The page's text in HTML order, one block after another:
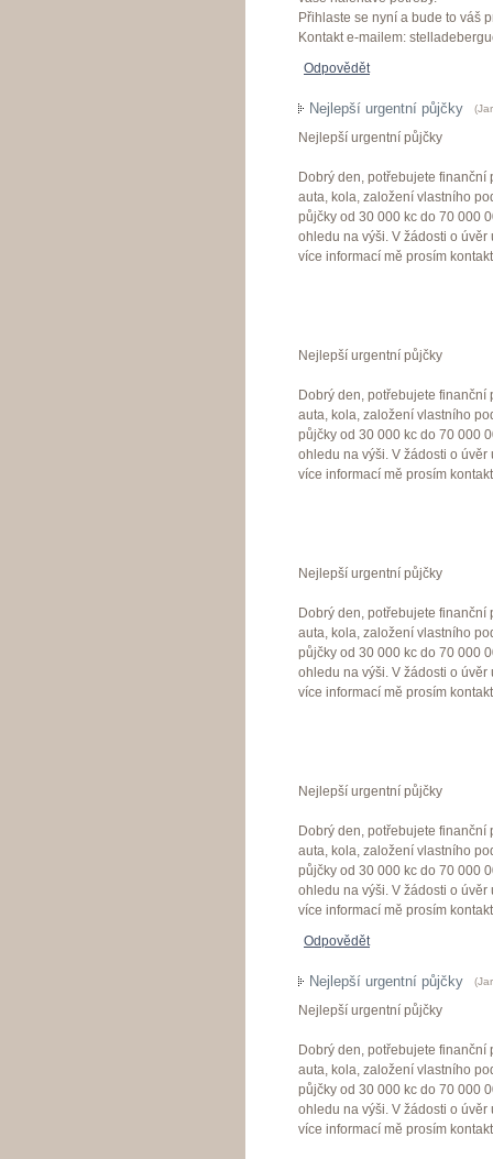
Přihlaste se nyní a bude to váš
Kontakt e-mailem:
Odpovědět
Nejlepší urgentní půjčky (
Nejlepší urgentní půjčky
Dobrý den, potřebujete
auta, kola, založení vlastního
půjčky od 30 000 kc do 70 000
ohledu na výši. V žádosti o
více informací mě prosím
Nejlepší urgentní půjčky
Dobrý den, potřebujete
auta, kola, založení vlastního
půjčky od 30 000 kc do 70 000
ohledu na výši. V žádosti o
více informací mě prosím
Nejlepší urgentní půjčky
Dobrý den, potřebujete
auta, kola, založení vlastního
půjčky od 30 000 kc do 70 000
ohledu na výši. V žádosti o
více informací mě prosím
Nejlepší urgentní půjčky
Dobrý den, potřebujete
auta, kola, založení vlastního
půjčky od 30 000 kc do 70 000
ohledu na výši. V žádosti o
více informací mě prosím
Odpovědět
Nejlepší urgentní půjčky (
Nejlepší urgentní půjčky
Dobrý den, potřebujete
auta, kola, založení vlastního
půjčky od 30 000 kc do 70 000
ohledu na výši. V žádosti o
více informací mě prosím